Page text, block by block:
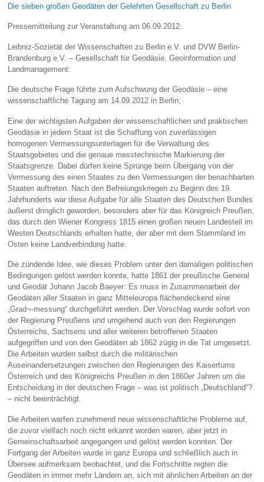
Die sieben großen Geodäten der Gelehrten Gesellschaft zu Berlin
Pressemitteilung zur Veranstaltung am 06.09.2012:
Leibniz-Sozietät der Wissenschaften zu Berlin e.V. und DVW Berlin-
Brandenburg e.V. – Gesellschaft für Geodäsie, Geoinformation und
Landmanagement:
Die deutsche Frage führte zum Aufschwung der Geodäsie – eine
wissenschaftliche Tagung am 14.09.2012 in Berlin;
Eine der wichtigsten Aufgaben der wissenschaftlichen und praktischen
Geodäsie in jedem Staat ist die Schaffung von zuverlässigen
homogenen Vermessungsunterlagen für die Verwaltung des
Staatsgebietes und die genaue messtechnische Markierung der
Staatsgrenze. Dabei dürfen keine Sprünge beim Übergang von der
Vermessung des einen Staates zu den Vermessungen der benachbarten
Staaten auftreten. Nach den Befreiungskriegen zu Beginn des 19.
Jahrhunderts war diese Aufgabe für alle Staaten des Deutschen Bundes
äußerst dringlich geworden, besonders aber für das Königreich Preußen,
das durch den Wiener Kongress 1815 einen großen neuen Landesteil im
Westen Deutschlands erhalten hatte, der aber mit dem Stammland im
Osten keine Landverbindung hatte.
Die zündende Idee, wie dieses Problem unter den damaligen politischen
Bedingungen gelöst werden konnte, hatte 1861 der preußische General
und Geodät Johann Jacob Baeyer: Es muss in Zusammenarbeit der
Geodäten aller Staaten in ganz Mitteleuropa flächendeckend eine
„Grad¬-messung“ durchgeführt werden. Der Vorschlag wurde sofort von
der Regierung Preußens und umgehend auch von den Regierungen
Österreichs, Sachsens und aller weiteren betroffenen Staaten
aufgegriffen und von den Geodäten ab 1862 zügig in die Tat umgesetzt.
Die Arbeiten wurden selbst durch die militärischen
Auseinandersetzungen zwischen den Regierungen des Kaisertums
Österreich und des Königreichs Preußen in den 1860er Jahren um die
Entscheidung in der deutschen Frage – was ist politisch „Deutschland“?
– nicht beeinträchtigt.
Die Arbeiten warfen zunehmend neue wissenschaftliche Probleme auf,
die zuvor vielfach noch nicht erkannt worden waren, aber jetzt in
Gemeinschaftsarbeit angegangen und gelöst werden konnten. Der
Fortgang der Arbeiten wurde in ganz Europa und schließlich auch in
Übersee aufmerksam beobachtet, und die Fortschritte regten die
Geodäten in immer mehr Ländern an, sich mit ähnlichen Arbeiten an der